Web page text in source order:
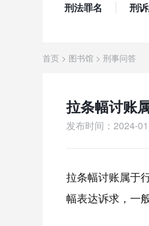
刑法罪名 刑
首页 > 图书馆 > 刑事问答
拉条幅讨账
发布时间：2024-
拉条幅讨账属于
幅表达诉求，一